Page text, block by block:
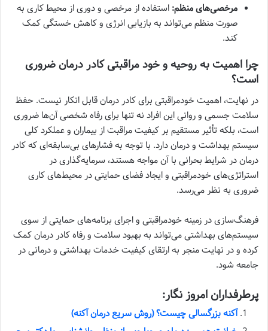
مرخصی‌های منظم: استفاده از مرخصی و دوری از محیط کاری به
صورت منظم می‌تواند به بازیابی انرژی و کاهش خستگی کمک
کند.
چرا اهمیت به روحیه و خود مراقبتی کادر درمان ضروری
است؟
در نهایت، اهمیت خودمراقبتی برای کادر درمان قابل انکار نیست. حفظ
سلامت جسمی و روانی این افراد نه تنها برای رفاه شخصی آن‌ها ضروری
است، بلکه تأثیر مستقیم بر کیفیت مراقبت از بیماران و عملکرد کلی
سیستم بهداشت و درمان دارد. با توجه به فشارهای بی‌سابقه‌ای که کادر
درمان در شرایط بحرانی با آن مواجه هستند، سرمایه‌گذاری در
استراتژی‌های خودمراقبتی و ایجاد فضای حمایتی در محیط‌های کاری
ضروری به نظر می‌رسد.
فرهنگ‌سازی در زمینه خودمراقبتی و اجرای برنامه‌های حمایتی از سوی
سیستم‌های بهداشتی می‌تواند به بهبود سلامت و رفاه کادر درمان کمک
کرده و در نهایت منجر به ارتقای کیفیت خدمات بهداشتی و درمانی در
جامعه شود.
پرطرفداران امروز نگار:
آکنه بزرگسالی چیست؟ (روش سریع درمان آکنه)